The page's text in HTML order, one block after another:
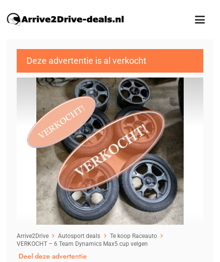
Deze advertentie is al verkocht
Arrive2Drive Autosport deals
Te koop Raceauto
VERKOCHT – 6 Team Dynamics Max5 cup velgen
Deel deze advertentie